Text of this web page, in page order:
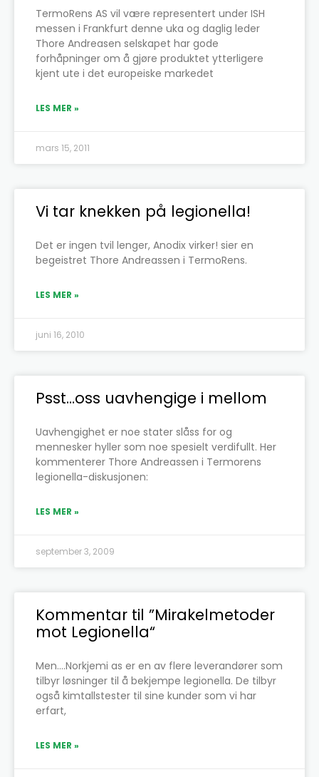
TermoRens AS vil være representert under ISH
messen i Frankfurt denne uka og daglig leder
Thore Andreasen selskapet har gode
forhåpninger om å gjøre produktet ytterligere
kjent ute i det europeiske markedet
LES MER »
mars 15, 2011
Vi tar knekken på legionella!
Det er ingen tvil lenger, Anodix virker! sier en
begeistret Thore Andreassen i TermoRens.
LES MER »
juni 16, 2010
Psst…oss uavhengige i mellom
Uavhengighet er noe stater slåss for og
mennesker hyller som noe spesielt verdifullt. Her
kommenterer Thore Andreassen i Termorens
legionella-diskusjonen:
LES MER »
september 3, 2009
Kommentar til ”Mirakelmetoder
mot Legionella“
Men….Norkjemi as er en av flere leverandører som
tilbyr løsninger til å bekjempe legionella. De tilbyr
også kimtallstester til sine kunder som vi har
erfart,
LES MER »